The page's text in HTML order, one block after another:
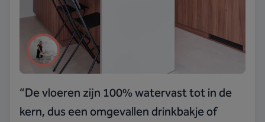
“De vloeren zijn 100% watervast tot in de
kern, dus een omgevallen drinkbakje of